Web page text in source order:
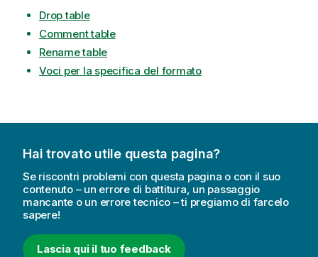
Drop table
Comment table
Rename table
Voci per la specifica del formato
Hai trovato utile questa pagina?
Se riscontri problemi con questa pagina o con il suo
contenuto – un errore di battitura, un passaggio
mancante o un errore tecnico – ti pregiamo di farcelo
sapere!
Lascia qui il tuo feedback